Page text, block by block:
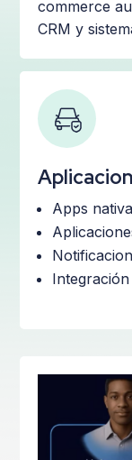
commerce
CRM y
Apps